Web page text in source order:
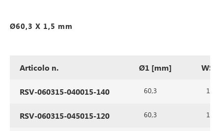
Ø60,3 X 1,5 mm
Articolo n. Ø1 [mm]
RSV-060315-040015-140 60,3 1,5
RSV-060315-045015-120 60,3 1,5